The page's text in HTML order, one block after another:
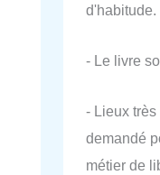
d'habitude.
- Le livre
- Lieux
demandé
métier de